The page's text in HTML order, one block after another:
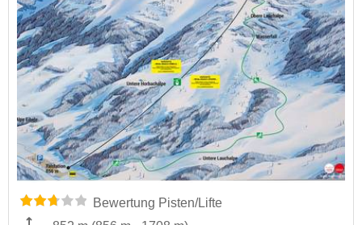
Bewertung Pisten/Lifte